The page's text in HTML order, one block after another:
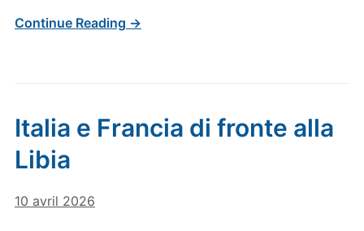
Continue Reading →
Italia e Francia di fronte alla
Libia
10 avril 2026